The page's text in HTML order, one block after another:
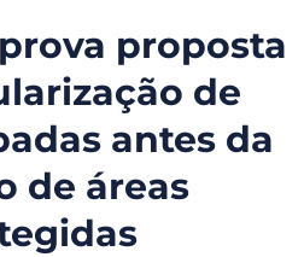
proposta
de
antes da
de áreas